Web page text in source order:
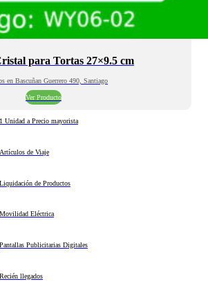
para Tortas 27×9.5 cm
en Bascuñan Guerrero 490, Santiago
Ver Producto
1 Unidad a Precio mayorista
Artículos de Viaje
Liquidación de Productos
Movilidad Eléctrica
Pantallas Publicitarias Digitales
Recién llegados